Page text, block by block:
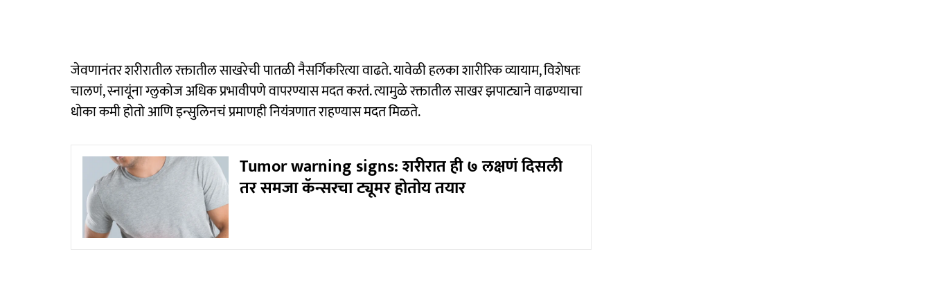
जेवणानंतर शरीरातील रक्तातील साखरेची पातळी नैसर्गिकरित्या वाढते. यावेळी हलका शारीरिक व्यायाम, विशेषतः
चालणं, स्नायूंना ग्लुकोज अधिक प्रभावीपणे वापरण्यास मदत करतं. त्यामुळे रक्तातील साखर झपाट्याने वाढण्याचा
धोका कमी होतो आणि इन्सुलिनचं प्रमाणही नियंत्रणात राहण्यास मदत मिळते.
Tumor warning signs: शरीरात ही ७ लक्षणं दिसली
तर समजा कॅन्सरचा ट्यूमर होतोय तयार